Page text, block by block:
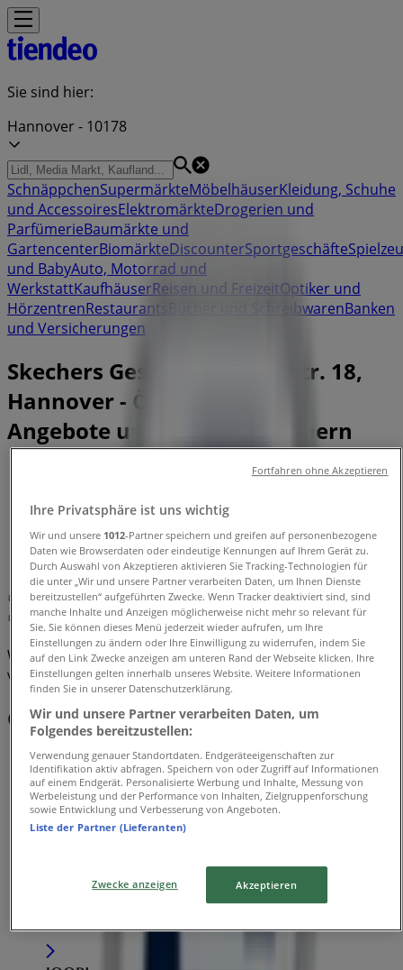
Sie sind hier:
Hannover - 10178
SchnäppchenSupermärkteMöbelhäuserKleidung, Schuhe
und AccessoiresElektromärkteDrogerien und
ParfümerieBaumärkte und
GartencenterBiomärkteDiscounterSportgeschäfte
und BabyAuto, Motorrad und
WerkstattKaufhäuserReisen und FreizeitOptiker und
HörzentrenRestaurants Bücher und SchreibwarenBanken
und Versicherungen
Skechers Geschäft | Georgstr. 18,
Hannover - Öffnungszeite,
Angebote und Telefonnummern
Hannover»
Skechers in Hannover»
Skechers | Georgstr. 18
Karte
Karte
Wir sind gerade dabei Angebote zu "Skechers" zu
veröffentlichen
Geschäfte in der Nähe
McDonald’s
Ihre Privatsphäre ist uns wichtig
Wir und unsere 1012-Partner speichern und greifen auf personenbezogene
Daten wie Browserdaten oder eindeutige Kennungen auf Ihrem Gerät zu.
Durch Auswahl von Akzeptieren aktivieren Sie Tracking-Technologien für
die unter „Wir und unsere Partner verarbeiten Daten, um Ihnen Dienste
bereitzustellen“ aufgeführten Zwecke. Wenn Tracker deaktiviert sind, sind
manche Inhalte und Anzeigen möglicherweise nicht mehr so relevant für
Sie. Sie können dieses Menü jederzeit wieder aufrufen, um Ihre
Einstellungen zu ändern oder Ihre Einwilligung zu widerrufen, indem Sie
auf den Link Zwecke anzeigen am unteren Rand der Webseite klicken. Ihre
Einstellungen gelten innerhalb unseres Website. Weitere Informationen
finden Sie in unserer Datenschutzerklärung.
Wir und unsere Partner verarbeiten Daten, um
Folgendes bereitzustellen:
Verwendung genauer Standortdaten. Endgeräteeigenschaften zur
Identifikation aktiv abfragen. Speichern von oder Zugriff auf Informationen
auf einem Endgerät. Personalisierte Werbung und Inhalte, Messung von
Werbeleistung und der Performance von Inhalten, Zielgruppenforschung
sowie Entwicklung und Verbesserung von Angeboten.
Liste der Partner (Lieferanten)
Zwecke anzeigen Akzeptieren
Fortfahren ohne Akzeptieren